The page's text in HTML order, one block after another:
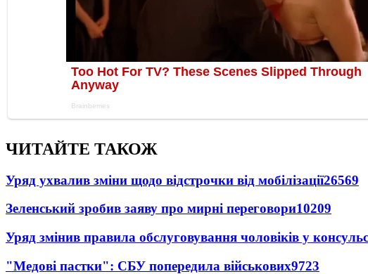
ЧИТАЙТЕ ТАКОЖ
Уряд ухвалив зміни щодо відстрочки від мобілізації26569
Зеленський зробив заяву про мирні переговори10209
Уряд змінив правила обслуговування чоловіків у
"Медові пастки": СБУ попередила військових9723